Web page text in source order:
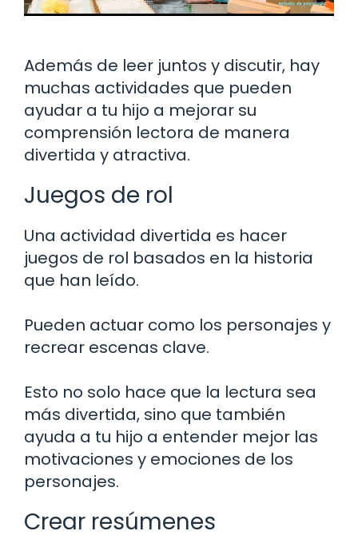
Además de leer juntos y discutir, hay
muchas actividades que pueden
ayudar a tu hijo a mejorar su
comprensión lectora de manera
divertida y atractiva.
Juegos de rol
Una actividad divertida es hacer
juegos de rol basados en la historia
que han leído.
Pueden actuar como los personajes y
recrear escenas clave.
Esto no solo hace que la lectura sea
más divertida, sino que también
ayuda a tu hijo a entender mejor las
motivaciones y emociones de los
personajes.
Crear resúmenes